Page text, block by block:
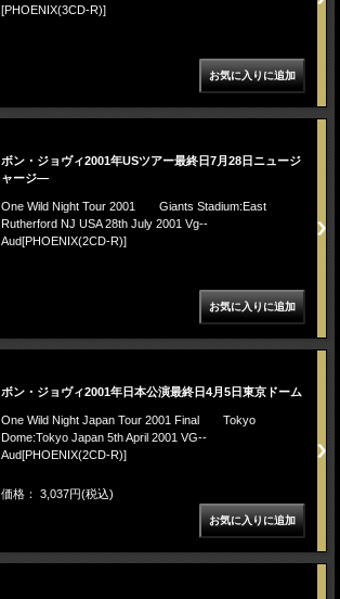
[PHOENIX(3CD-R)]
ボン・ジョヴィ2001年USツアー最終日7月28日ニュージ
ャージ―
One Wild Night Tour 2001 Giants Stadium:East
Rutherford NJ USA 28th July 2001 Vg--
Aud[PHOENIX(2CD-R)]
ボン・ジョヴィ2001年日本公演最終日4月5日東京ドーム
One Wild Night Japan Tour 2001 Final Tokyo
Dome:Tokyo Japan 5th April 2001 VG--
Aud[PHOENIX(2CD-R)]
価格： 3,037円(税込)